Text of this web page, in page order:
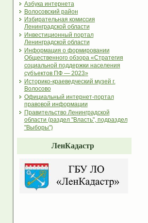
Азбука интернета
Волосовский район
Избирательная комиссия
Ленинградской области
Инвестиционный портал
Ленинградской области
Информация о формировании
Общественного обзора «Стратегия
социальной поддержки населения
субъектов ПФ — 2023»
Историко-краеведческий музей г.
Волосово
Официальный интернет-портал
правовой информации
Правительство Ленинградской
области (раздел "Власть", подраздел
"Выборы")
ЛенКадастр